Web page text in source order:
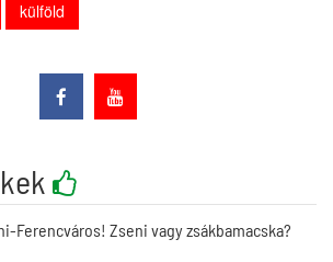
külföld
Ferencváros! Zseni vagy zsákbamacska?